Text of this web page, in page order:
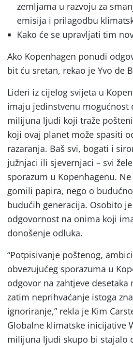
zemljama u razvoju za
emisija i prilagodbu
Kako će se upravljati tim
Ako Kopenhagen ponudi
bit ću sretan, rekao je Yvo de
Lideri iz cijelog svijeta u
imaju jedinstvenu mogućnost
milijuna ljudi koji traže
koji ovaj planet može spasiti
razaranja. Baš svi, bogati i
južnjaci ili sjevernjaci – svi
sporazum u Kopenhagenu.
gomili papira, nego o
budućih generacija. Osobito
odgovornost na onima koji
donošenje odluka.
“Potpisivanje poštenog,
obvezujućeg sporazuma u
odgovor na zahtjeve
zatim neprihvaćanje istoga
ignoriranje,” rekla je Kim
Globalne klimatske inicijative
milijuna ljudi skupo bi stajalo